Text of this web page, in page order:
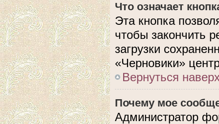
Что означает
Эта кнопка
чтобы закончить
загрузки
«Черновики»
Вернуться
Почему мое
Администратор